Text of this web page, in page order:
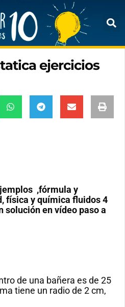
ejercicios
,fórmula y
física y química fluidos 4
solución en vídeo paso a
de una bañera es de 25
tiene un radio de 2 cm,